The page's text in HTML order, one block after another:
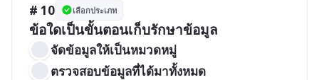
# 10 เลือกประเภท
ข้อใดเป็นขั้นตอนเก็บรักษาข้อมูล
จัดข้อมูลให้เป็นหมวดหมู่
ตรวจสอบข้อมูลที่ได้มาทั้งหมด